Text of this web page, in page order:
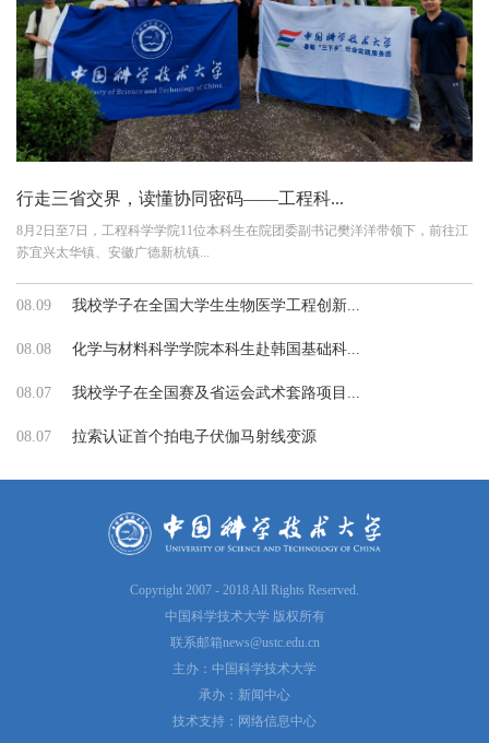
行走三省交界，读懂协同密码——工程科...
8月2日至7日，工程科学学院11位本科生在院团委副书记樊洋洋带领下，前往江
苏宜兴太华镇、安徽广德新杭镇...
08.09 我校学子在全国大学生生物医学工程创新...
08.08 化学与材料科学学院本科生赴韩国基础科...
08.07 我校学子在全国赛及省运会武术套路项目...
08.07 拉索认证首个拍电子伏伽马射线变源
Copyright 2007 - 2018 All Rights Reserved.
中国科学技术大学 版权所有
联系邮箱news@ustc.edu.cn
主办：中国科学技术大学
承办：新闻中心
技术支持：网络信息中心